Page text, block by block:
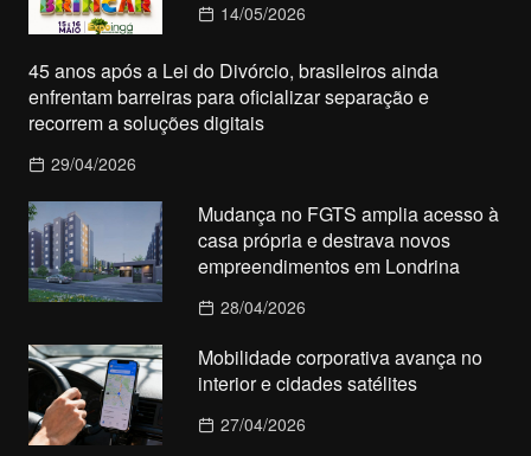
14/05/2026
45 anos após a Lei do Divórcio, brasileiros ainda
enfrentam barreiras para oficializar separação e
recorrem a soluções digitais
29/04/2026
Mudança no FGTS amplia acesso à
casa própria e destrava novos
empreendimentos em Londrina
28/04/2026
Mobilidade corporativa avança no
interior e cidades satélites
27/04/2026